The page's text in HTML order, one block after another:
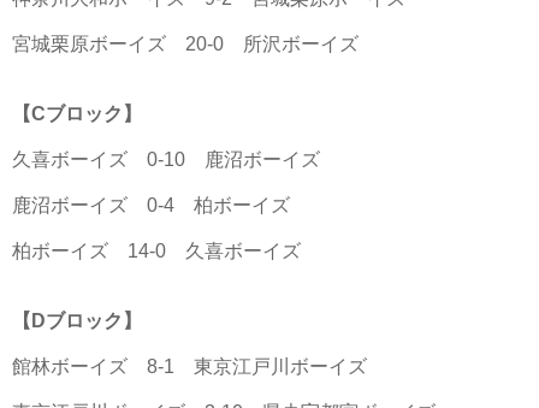
宮城栗原ボーイズ 20-0 所沢ボーイズ
【Cブロック】
久喜ボーイズ 0-10 鹿沼ボーイズ
鹿沼ボーイズ 0-4 柏ボーイズ
柏ボーイズ 14-0 久喜ボーイズ
【Dブロック】
館林ボーイズ 8-1 東京江戸川ボーイズ